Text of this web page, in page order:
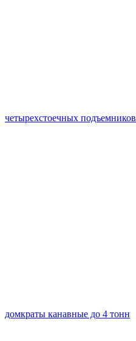
четырехстоечных подъемников
домкраты канавные до 4 тонн